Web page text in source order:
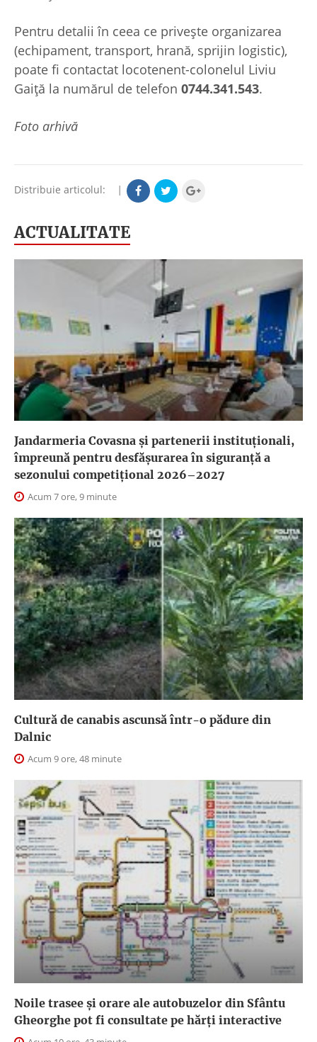
Pentru detalii în ceea ce privește organizarea
(echipament, transport, hrană, sprijin logistic),
poate fi contactat locotenent-colonelul Liviu
Gaiță la numărul de telefon 0744.341.543.
Foto arhivă
Distribuie articolul: |
ACTUALITATE
Jandarmeria Covasna și partenerii instituționali,
împreună pentru desfășurarea în siguranță a
sezonului competițional 2026–2027
Acum 7 ore, 9 minute
Cultură de canabis ascunsă într-o pădure din
Dalnic
Acum 9 ore, 48 minute
Noile trasee și orare ale autobuzelor din Sfântu
Gheorghe pot fi consultate pe hărți interactive